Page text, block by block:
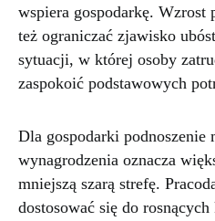
wspiera gospodarkę. Wzrost
też ograniczać zjawisko
sytuacji, w której osoby
zaspokoić podstawowych
Dla gospodarki podnoszenie
wynagrodzenia oznacza
mniejszą szarą strefę.
dostosować się do rosnących